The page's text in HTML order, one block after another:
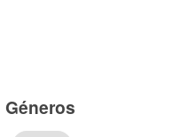
Géneros